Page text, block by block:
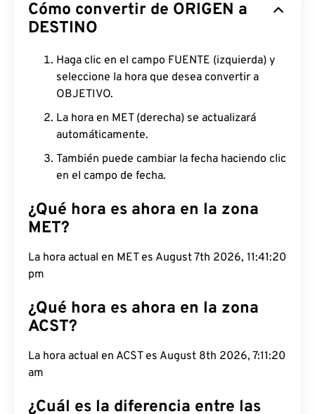
Cómo convertir de ORIGEN a
DESTINO
Haga clic en el campo FUENTE (izquierda) y
seleccione la hora que desea convertir a
OBJETIVO.
La hora en MET (derecha) se actualizará
automáticamente.
También puede cambiar la fecha haciendo clic
en el campo de fecha.
¿Qué hora es ahora en la zona
MET?
La hora actual en MET es August 7th 2026, 11:41:21
pm
¿Qué hora es ahora en la zona
ACST?
La hora actual en ACST es August 8th 2026, 7:11:21
am
¿Cuál es la diferencia entre las